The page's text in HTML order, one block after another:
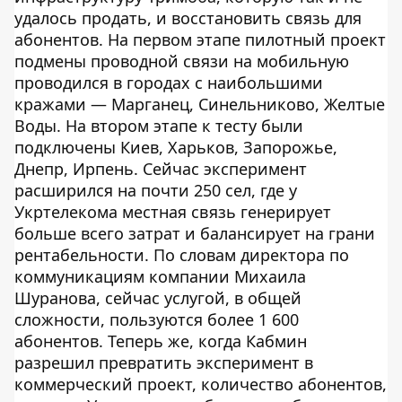
удалось продать, и восстановить связь для
абонентов. На первом этапе пилотный проект
подмены проводной связи на мобильную
проводился в городах с наибольшими
кражами — Марганец, Синельниково, Желтые
Воды. На втором этапе к тесту были
подключены Киев, Харьков, Запорожье,
Днепр, Ирпень. Сейчас эксперимент
расширился на почти 250 сел, где у
Укртелекома местная связь генерирует
больше всего затрат и балансирует на грани
рентабельности. По словам директора по
коммуникациям компании Михаила
Шуранова, сейчас услугой, в общей
сложности, пользуются более 1 600
абонентов. Теперь же, когда Кабмин
разрешил превратить эксперимент в
коммерческий проект, количество абонентов,